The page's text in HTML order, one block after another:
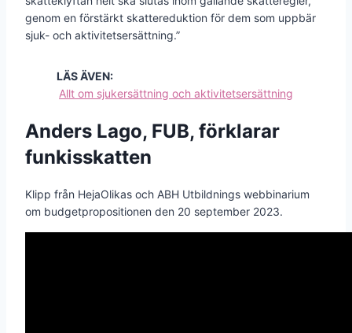
genom en förstärkt skattereduktion för dem som uppbär
sjuk- och aktivitetsersättning.”
LÄS ÄVEN:
Allt om sjukersättning och aktivitetsersättning
Anders Lago, FUB, förklarar
funkisskatten
Klipp från HejaOlikas och ABH Utbildnings webbinarium
om budgetpropositionen den 20 september 2023.